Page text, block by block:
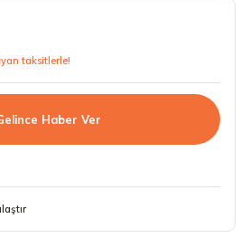
23 Lastikler
taksitlerle!
Haber Ver